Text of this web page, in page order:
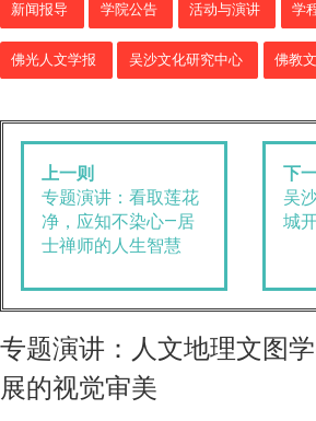
新闻报导 学院公告 活动与演讲 学
佛光人文学报 吴沙文化研究中心 佛教
上一则
专题演讲：看取莲花
净，应知不染心—居
士禅师的人生智慧
下
吴
城
专题演讲：人文地理文图
展的视觉审美